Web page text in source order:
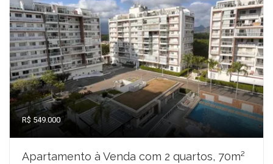
R$ 549.000
Apartamento à Venda com 2 quartos, 70m²